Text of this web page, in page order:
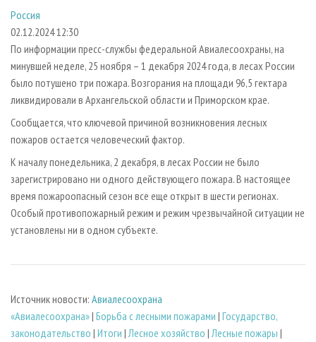
СУШКА ДРЕВЕСИНЫ
ПРОИЗВОДСТВО ДРЕВЕСНЫХ ПЛИТ
ДЕРЕВЯННОЕ ДОМОСТРОЕНИЕ
ПРОИЗВОДСТВО МЕБЕЛИ
БИОЭНЕРГЕТИКА
ЦБП
ИНСТРУМЕНТ И МАТЕРИАЛЫ
ПЕРСОНЫ
МОБИЛЬНЫЕ ВЫСТАВКИ
ОФИЦИАЛЬНЫЕ ДЕЛЕГАЦИИ
ПРИОРИТЕТНЫЕ ИНВЕСТПРОЕКТЫ
RUSSIAN FORESTRY REVIEW
ГАЗЕТА ЛЕСПРОМФОРУМ
БИБЛИОТЕКА СПЕЦИАЛИСТА
КОНТАКТЫ
РЕКЛАМОДАТЕЛЯМ
РЕКЛАМА
РЕКЛАМА НА САЙТЕ
Россия
02.12.2024 12:30
По информации пресс-службы федеральной Авиалесоохраны, на
минувшей неделе, 25 ноября – 1 декабря 2024 года, в лесах России
было потушено три пожара. Возгорания на площади 96,5 гектара
ликвидировали в Архангельской области и Приморском крае.
Сообщается, что ключевой причиной возникновения лесных
пожаров остается человеческий фактор.
К началу понедельника, 2 декабря, в лесах России не было
зарегистрировано ни одного действующего пожара. В настоящее
время пожароопасный сезон все еще открыт в шести регионах.
Особый противопожарный режим и режим чрезвычайной ситуации не
установлены ни в одном субъекте.
Источник новости: Авиалесоохрана
«Авиалесоохрана»| Борьба с лесными пожарами | Государство,
законодательство | Итоги |Лесное хозяйство |Лесные пожары |